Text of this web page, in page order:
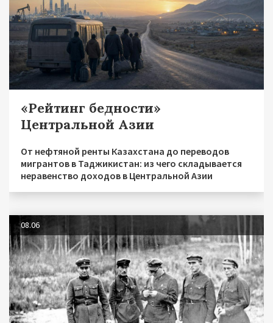
«Рейтинг бедности»
Центральной Азии
От нефтяной ренты Казахстана до переводов
мигрантов в Таджикистан: из чего складывается
неравенство доходов в Центральной Азии
08.06